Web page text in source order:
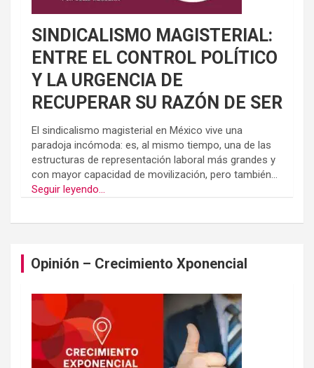
SINDICALISMO MAGISTERIAL:
ENTRE EL CONTROL POLÍTICO
Y LA URGENCIA DE
RECUPERAR SU RAZÓN DE SER
El sindicalismo magisterial en México vive una
paradoja incómoda: es, al mismo tiempo, una de las
estructuras de representación laboral más grandes y
con mayor capacidad de movilización, pero también...
Seguir leyendo...
Opinión – Crecimiento Xponencial